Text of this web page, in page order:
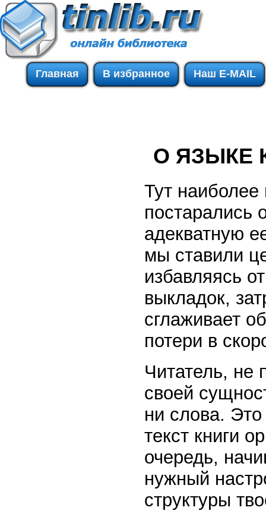
Главная В избранное Наш E-MAIL
О ЯЗЫКЕ
Тут
постарались
адекватную
мы ставили
избавляясь
выкладок,
сглаживает
потери в
Читатель, не
своей
ни слова.
текст книги
очередь,
нужный
структуры